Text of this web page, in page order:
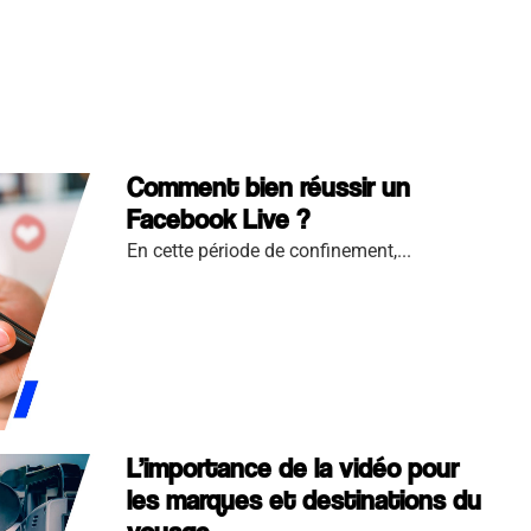
Comment bien réussir un
Facebook Live ?
En cette période de confinement,...
L’importance de la vidéo pour
les marques et destinations du